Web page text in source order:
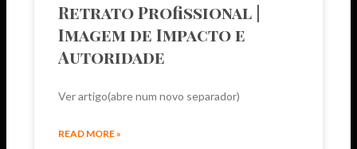
Retrato Profissional |
Imagem de Impacto e
Autoridade
Ver artigo(abre num novo separador)
READ MORE »